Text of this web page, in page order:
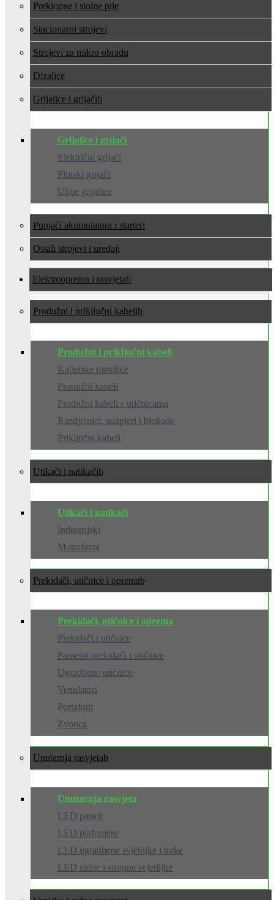
Preklopne i stolne pile
Stacionarni strojevi
Strojevi za mikro obradu
Dizalice
Grijalice i grijači
Grijalice i grijači
Električni grijači
Plinski grijači
Uljne grijalice
Punjači akumulatora i starteri
Ostali strojevi i uređaji
Elektrooprema i rasvjeta
Produžni i priključni kabeli
Produžni i priključni kabeli
Kabelske motalice
Produžni kabeli
Produžni kabeli s utičnicama
Razdjelnici, adapteri i blokade
Priključni kabeli
Utikači i natikači
Utikači i natikači
Industrijski
Monofazni
Prekidači, utičnice i oprema
Prekidači, utičnice i oprema
Prekidači i utičnice
Pametni prekidači i utičnice
Ugradbene utičnice
Ventilatori
Portafoni
Zvonca
Unutarnja rasvjeta
Unutarnja rasvjeta
LED paneli
LED plafonjere
LED ugradbene svjetiljke i trake
LED zidne i stropne svjetiljke